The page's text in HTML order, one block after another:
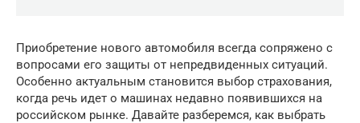
Приобретение нового автомобиля всегда сопряжено с
вопросами его защиты от непредвиденных ситуаций.
Особенно актуальным становится выбор страхования,
когда речь идет о машинах недавно появившихся на
российском рынке. Давайте разберемся, как выбрать